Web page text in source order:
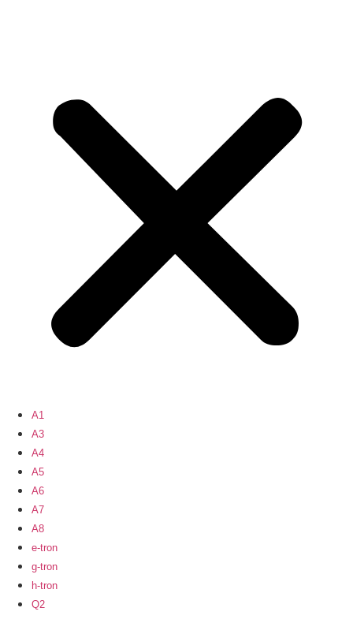
A1
A3
A4
A5
A6
A7
A8
e-tron
g-tron
h-tron
Q2